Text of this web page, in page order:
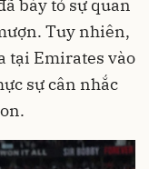
bày tỏ sự quan
Tuy nhiên,
tại Emirates vào
sự cân nhắc